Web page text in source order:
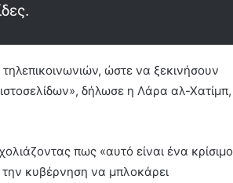
τηλεπικοινωνιών, ώστε να ξεκινήσουν
δήλωσε η Λάρα αλ-Χατίμπ,
πως «αυτό είναι ένα κρίσιμο
κυβέρνηση να μπλοκάρει